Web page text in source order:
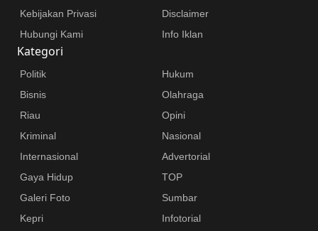
Kebijakan Privasi
Disclaimer
Hubungi Kami
Info Iklan
Kategori
Politik
Hukum
Bisnis
Olahraga
Riau
Opini
Kriminal
Nasional
Internasional
Advertorial
Gaya Hidup
TOP
Galeri Foto
Sumbar
Kepri
Infotorial